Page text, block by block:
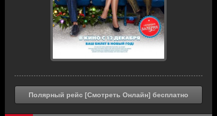
Полярный рейс [Смотреть Онлайн] бесплатно